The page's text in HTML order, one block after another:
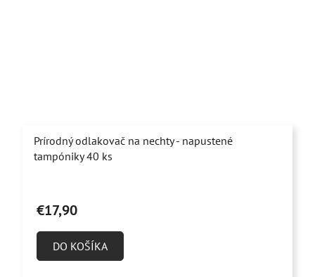
Prírodný odlakovač na nechty - napustené
tampóniky 40 ks
€17,90
DO KOŠÍKA